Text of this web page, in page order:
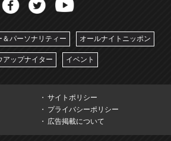
＆パーソナリティー オールナイトニッポン
アップナイター イベント
サイトポリシー
プライバシーポリシー
広告掲載について